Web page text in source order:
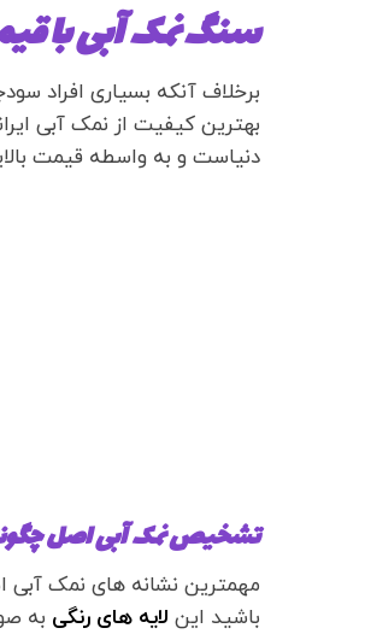
سنگ نمک آبی
برخلاف آنکه بسیاری افراد
بهترین کیفیت از نمک آبی
دنیاست و به واسطه قیمت
تشخیص نمک آبی اصل
مهمترین نشانه های نمک
باشید این لایه های رنگی به